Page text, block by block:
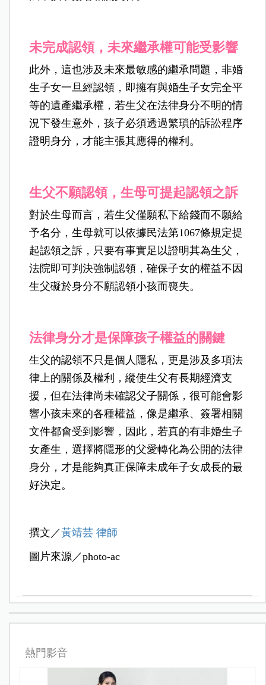
未完成認領，未來繼承權可能受影響
此外，這也涉及未來最敏感的繼承問題，非婚
生子女一旦經認領，即擁有與婚生子女完全平
等的遺產繼承權，若生父在法律身分不明的情
況下發生意外，孩子必須透過繁瑣的訴訟程序
證明身分，才能主張其應得的權利。
生父不願認領，生母可提起認領之訴
對於生母而言，若生父僅願私下給錢而不願給
予名分，生母就可以依據民法第1067條規定提
起認領之訴，只要有事實足以證明其為生父，
法院即可判決強制認領，確保子女的權益不因
生父礙於身分不願認領小孩而喪失。
法律身分才是保障孩子權益的關鍵
生父的認領不只是個人隱私，更是涉及多項法
律上的關係及權利，縱使生父有長期經濟支
援，但在法律尚未確認父子關係，很可能會影
響小孩未來的各種權益，像是繼承、簽署相關
文件都會受到影響，因此，若真的有非婚生子
女產生，選擇將隱形的父愛轉化為公開的法律
身分，才是能夠真正保障未成年子女成長的最
好決定。
撰文／黃靖芸 律師
圖片來源／photo-ac
熱門影音